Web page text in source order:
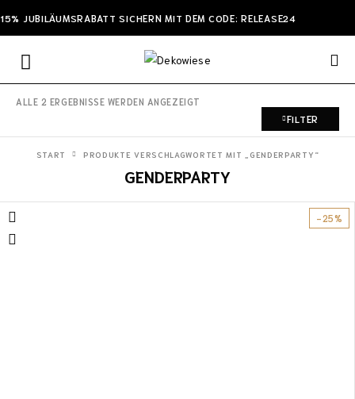
15% JUBILÄUMSRABATT SICHERN MIT DEM CODE: RELEASE24
ALLE 2 ERGEBNISSE WERDEN ANGEZEIGT
FILTER
GENDERPARTY
START PRODUKTE VERSCHLAGWORTET MIT „GENDERPARTY“
-25%